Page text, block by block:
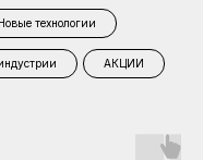
технологии
АКЦИИ